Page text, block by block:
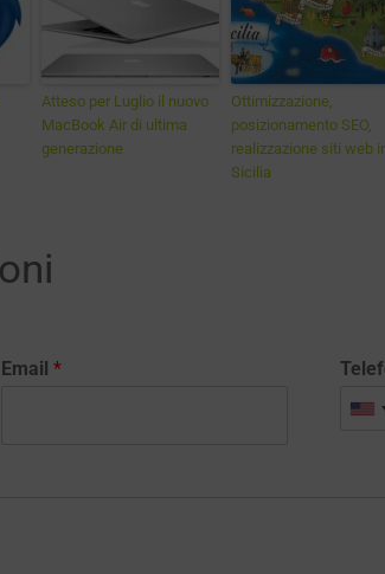
Atteso per Luglio il nuovo
MacBook Air di ultima
generazione
Ottimizzazione,
posizionamento SEO,
realizzazione siti web
Sicilia
Email *